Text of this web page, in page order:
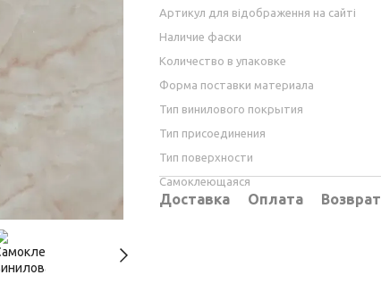
Артикул для відображення на сайті
Наличие фаски
Количество в упаковке
Форма поставки материала
Тип винилового покрытия
Тип присоединения
Тип поверхности
Самоклеющаяся
Доставка Оплата Возврат